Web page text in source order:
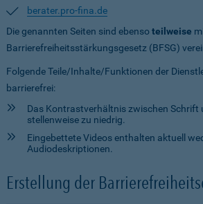
berater.pro-fina.de
Die genannten Seiten sind ebensoteilweise
Barrierefreiheitsstärkungsgesetz (BFSG)
Folgende Teile/Inhalte/Funktionen der
barrierefrei:
Das Kontrastverhältnis zwischen Schrift
stellenweise zu niedrig.
Eingebettete Videos enthalten aktuell
Audiodeskriptionen.
Erstellung der